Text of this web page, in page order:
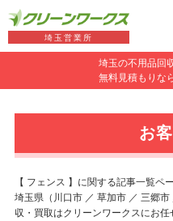
埼玉の不用品回
無料見積もりな
埼玉営業所
お
【 フェンス 】に関する記事一覧ペ
埼玉県（川口市 ／ 草加市 ／ 三郷
収・買取はクリーンワークスにお